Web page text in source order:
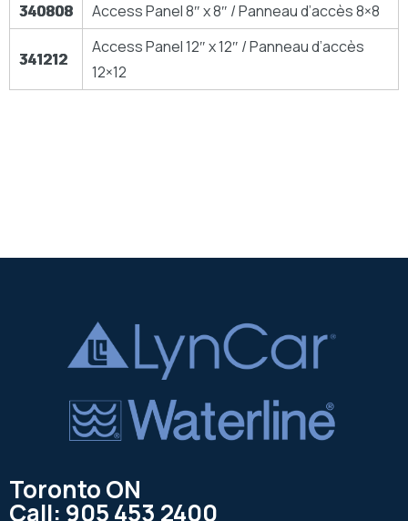
340808
Access Panel 8″ x 8″ / Panneau d’accès 8×8
341212
Access Panel 12″ x 12″ / Panneau d’accès
12×12
Toronto ON
Call: 905 453 2400